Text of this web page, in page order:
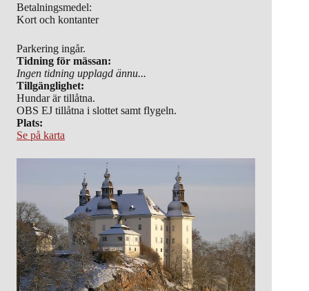
Betalningsmedel:
Kort och kontanter
Parkering ingår.
Tidning för mässan:
Ingen tidning upplagd ännu...
Tillgänglighet:
Hundar är tillåtna.
OBS EJ tillåtna i slottet samt flygeln.
Plats:
Se på karta